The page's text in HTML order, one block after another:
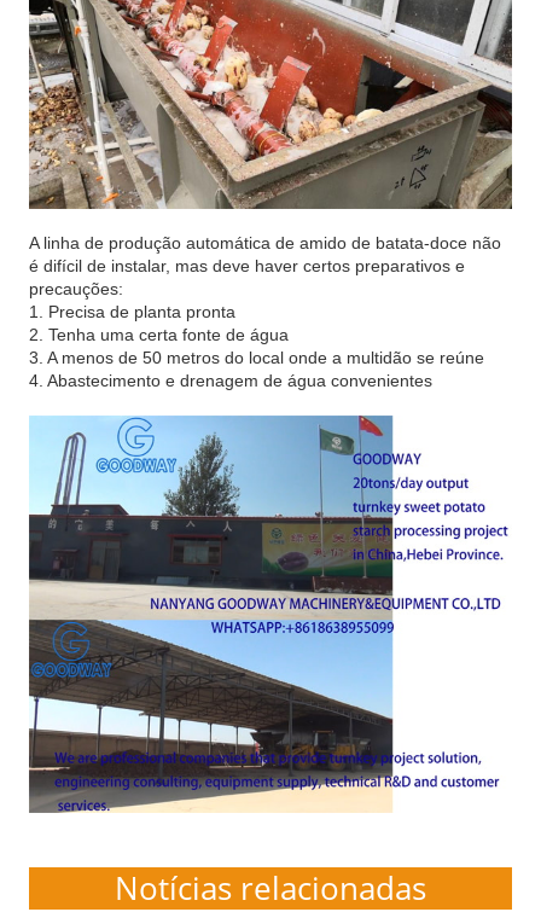
A linha de produção automática de amido de batata-doce não
é difícil de instalar, mas deve haver certos preparativos e
precauções:
1. Precisa de planta pronta
2. Tenha uma certa fonte de água
3. A menos de 50 metros do local onde a multidão se reúne
4. Abastecimento e drenagem de água convenientes
Notícias relacionadas